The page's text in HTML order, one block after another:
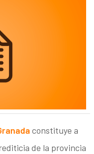
constituye a
de la provincia